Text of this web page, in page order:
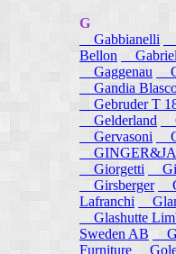
G
Gabbianelli
Bellon
Gaggenau
Gandia
Gebruder T
Gelderland
Gervasoni
Giorgetti
Girsberger
Lafranchi
Glashutte
Sweden AB
Furniture